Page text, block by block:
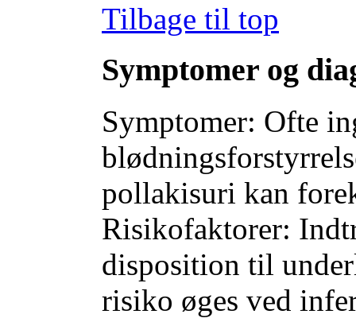
Tilbage til top
Symptomer og
Symptomer: Ofte
pollakisuri kan
Risikofaktorer:
disposition til
risiko øges ved